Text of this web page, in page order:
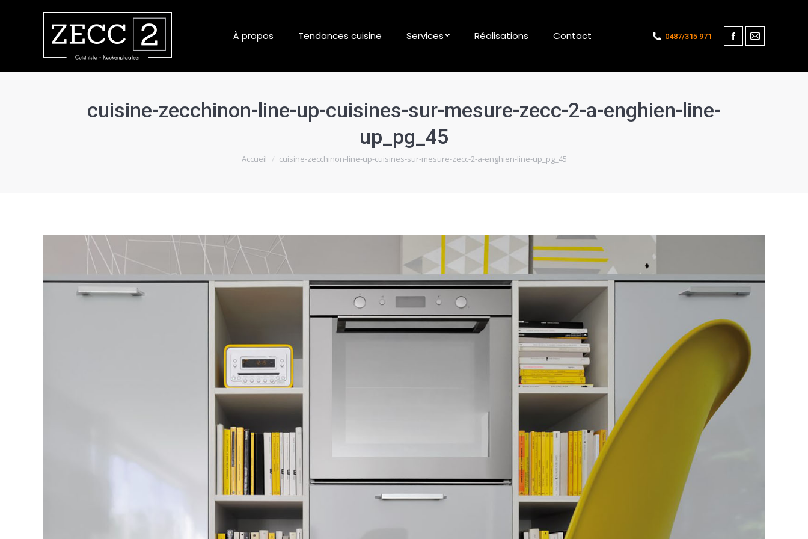
À propos Tendances cuisine Services Réalisations Contact 0487/315 971
Facebook
Mail
cuisine-zecchinon-line-up-cuisines-sur-mesure-zecc-2-a-enghien-line-
up_pg_45
Vous êtes ici :
Accueil cuisine-zecchinon-line-up-cuisines-sur-mesure-zecc-2-a-enghien-line-up_pg_45